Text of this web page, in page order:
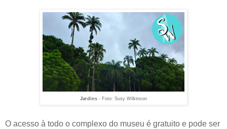
Jardins - Foto: Susy Wilkinson
O acesso à todo o complexo do museu é gratuito e pode ser